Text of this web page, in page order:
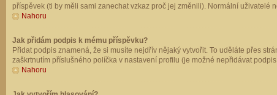
příspěvek (ti by měli sami zanechat vzkaz proč jej změnili). Normální
Nahoru
Jak přidám podpis k mému příspěvku?
Přidat podpis znamená, že si musíte nejdřív nějaký vytvořit. To uděláte přes
zaškrtnutím příslušného políčka v nastavení profilu (je možné nepřidávat
Nahoru